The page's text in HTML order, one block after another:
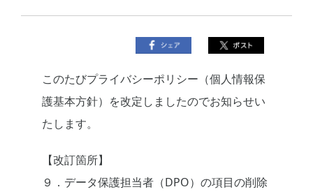
このたびプライバシーポリシー（個人情報保
護基本方針）を改定しましたのでお知らせい
たします。
【改訂箇所】
９．データ保護担当者（DPO）の項目の削除